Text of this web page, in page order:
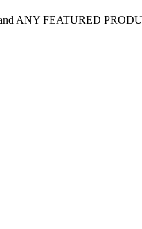
ANY FEATURED